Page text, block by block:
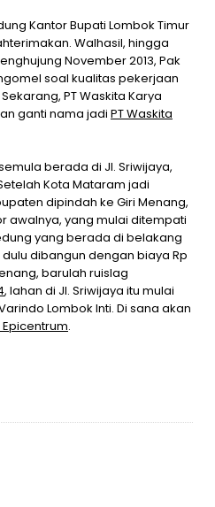
Kantor Bupati Lombok Timur
Walhasil, hingga
November 2013, Pak
soal kualitas pekerjaan
PT Waskita Karya
ganti nama jadi PT Waskita
berada di Jl. Sriwijaya,
Kota Mataram jadi
dipindah ke Giri Menang,
awalnya, yang mulai ditempati
yang berada di belakang
dibangun dengan biaya Rp
barulah ruislag
, lahan di Jl. Sriwijaya itu mulai
Lombok Inti. Di sana akan
.